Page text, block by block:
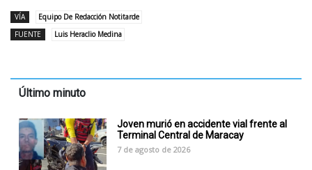
VÍA
Equipo De Redacción Notitarde
FUENTE
Luis Heraclio Medina
Último minuto
Joven murió en accidente vial frente al
Terminal Central de Maracay
7 de agosto de 2026